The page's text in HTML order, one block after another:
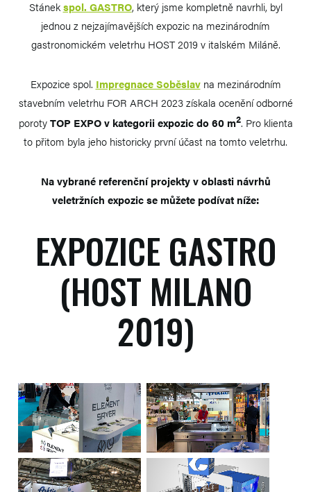
Stánekspol. GASTRO, který jsme kompletně navrhli, byl
jednou z nejzajímavějších expozic na mezinárodním
gastronomickém veletrhu HOST 2019 v italském Miláně.
Expozice spol. Impregnace Soběslavna mezinárodním
stavebním veletrhu FOR ARCH 2023 získala ocenění odborné
porotyTOP EXPO v kategorii expozic do 60 m2. Pro klienta
to přitom byla jeho historicky první účast na tomto veletrhu.
Na vybrané referenční projekty v oblasti návrhů
veletržních expozic se můžete podívat níže:
EXPOZICE GASTRO
(HOST MILANO
2019)